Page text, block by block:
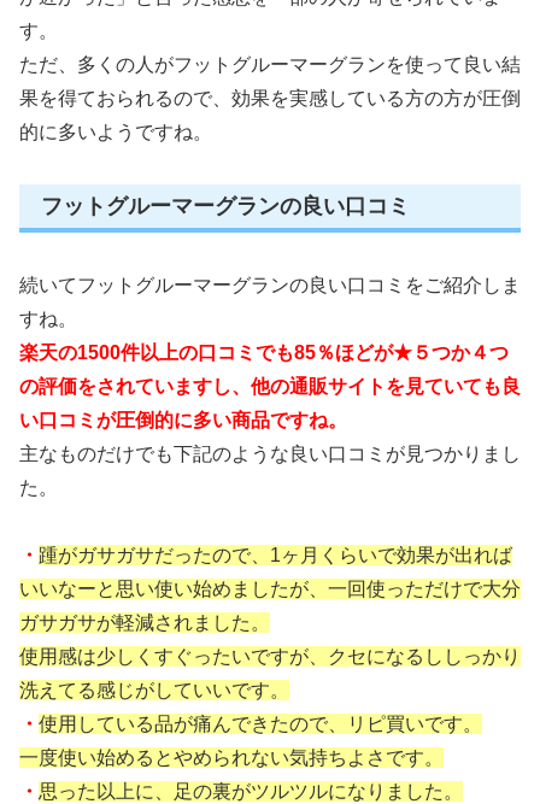
す。
ただ、多くの人がフットグルーマーグランを使って良い結
果を得ておられるので、効果を実感している方の方が圧倒
的に多いようですね。
フットグルーマーグランの良い口コミ
続いてフットグルーマーグランの良い口コミをご紹介しま
すね。
楽天の1500件以上の口コミでも85％ほどが★５つか４つ
の評価をされていますし、他の通販サイトを見ていても良
い口コミが圧倒的に多い商品ですね。
主なものだけでも下記のような良い口コミが見つかりまし
た。
・ 踵がガサガサだったので、1ヶ月くらいで効果が出れば
いいなーと思い使い始めましたが、一回使っただけで大分
ガサガサが軽減されました。
使用感は少しくすぐったいですが、クセになるししっかり
洗えてる感じがしていいです。
・ 使用している品が痛んできたので、リピ買いです。
一度使い始めるとやめられない気持ちよさです。
・ 思った以上に、足の裏がツルツルになりました。